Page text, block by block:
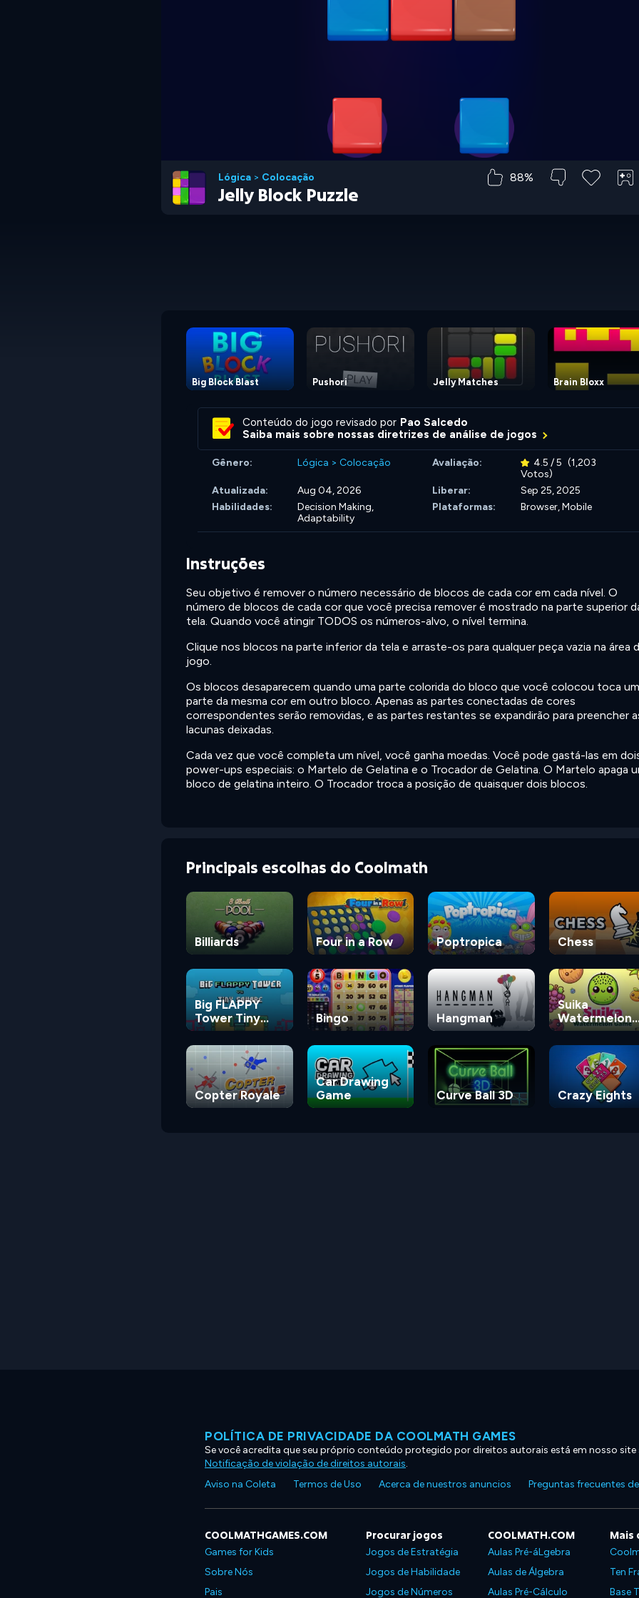
Lógica > Colocação 88%
Jelly Block Puzzle
Big Block Blast Pushori Jelly Matches Brain Bloxx
Conteúdo do jogo revisado por Pao Salcedo
Saiba mais sobre nossas diretrizes de análise de jogos
Gênero: Lógica > Colocação Avaliação: 4.5 / 5 (1,203
Votos)
Atualizada:
Aug 04, 2026 Liberar:
Sep 25, 2025
Habilidades:
Decision Making,
Adaptability
Plataformas: Browser, Mobile
Instruções
Seu objetivo é remover o número necessário de blocos de cada cor em cada nível. O
número de blocos de cada cor que você precisa remover é mostrado na parte superior
tela. Quando você atingir TODOS os números-alvo, o nível termina.
Clique nos blocos na parte inferior da tela e arraste-os para qualquer peça vazia na área
jogo.
Os blocos desaparecem quando uma parte colorida do bloco que você colocou toca
parte da mesma cor em outro bloco. Apenas as partes conectadas de cores
correspondentes serão removidas, e as partes restantes se expandirão para preencher
lacunas deixadas.
Cada vez que você completa um nível, você ganha moedas. Você pode gastá-las em
power-ups especiais: o Martelo de Gelatina e o Trocador de Gelatina. O Martelo apaga
bloco de gelatina inteiro. O Trocador troca a posição de quaisquer dois blocos.
Principais escolhas do Coolmath
Billiards Four in a Row Poptropica Chess
Big FLAPPY
Tower Tiny
Square
Bingo Hangman
Suika
Watermelon
Game
Copter Royale
Car Drawing
Game
Curve Ball 3D Crazy Eights
POLÍTICA DE PRIVACIDADE DA COOLMATH GAMES
Se você acredita que seu próprio conteúdo protegido por direitos autorais está em nosso site
Notificação de violação de direitos autorais.
Aviso na Coleta
Termos de Uso Acerca de nuestros anuncios Preguntas frecuentes
COOLMATHGAMES.COM
Games for Kids
Sobre Nós
Pais
Procurar jogos
Jogos de Estratégia
Jogos de Habilidade
Jogos de Números
COOLMATH.COM
Aulas Pré-áLgebra
Aulas de Álgebra
Aulas Pré-Cálculo
Mais
Ten
Base